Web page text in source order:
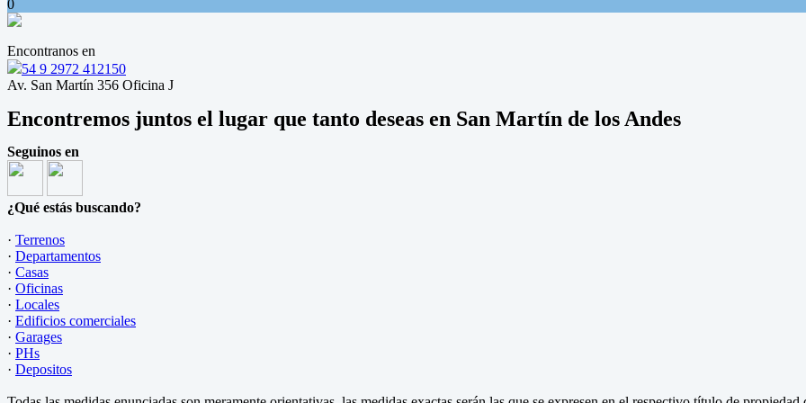
0
Encontranos en
54 9 2972 412150
Av. San Martín 356 Oficina J
Encontremos juntos el lugar que tanto deseas en San Martín de los Andes
Seguinos en
¿Qué estás buscando?
· Terrenos
· Departamentos
· Casas
· Oficinas
· Locales
· Edificios comerciales
· Garages
· PHs
· Depositos